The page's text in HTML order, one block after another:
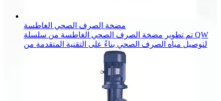
مضخة الصرف الصحي الغاطسة
تم تطوير مضخة الصرف الصحي الغاطسة من سلسلة QW
لتوصيل مياه الصرف الصحي بناءً على التقنية المتقدمة من